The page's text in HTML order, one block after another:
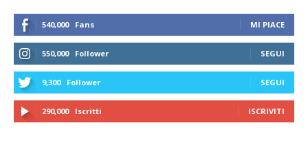
540,000 Fans MI PIACE
550,000 Follower SEGUI
9,300 Follower SEGUI
290,000 Iscritti ISCRIVITI